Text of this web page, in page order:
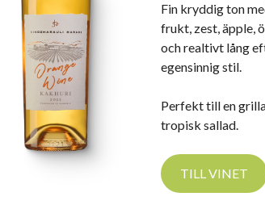
Fin kryddig ton
frukt, zest, äpple,
och realtivt lång
egensinnig stil.
Perfekt till en
tropisk sallad.
TILL VINET